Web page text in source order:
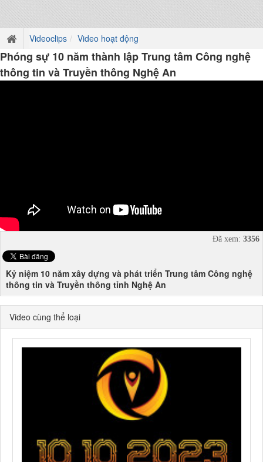
Videoclips Video hoạt động
Phóng sự 10 năm thành lập Trung tâm Công nghệ
thông tin và Truyền thông Nghệ An
Đã xem: 3356
Kỷ niệm 10 năm xây dựng và phát triển Trung tâm Công nghệ
thông tin và Truyền thông tỉnh Nghệ An
Video cùng thể loại